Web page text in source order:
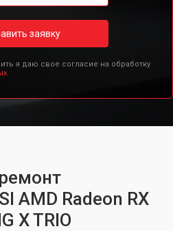
заявку
я даю свое согласие на обработку
AMD Radeon RX
X TRIO